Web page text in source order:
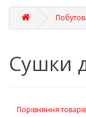
Сушки
Порівняння